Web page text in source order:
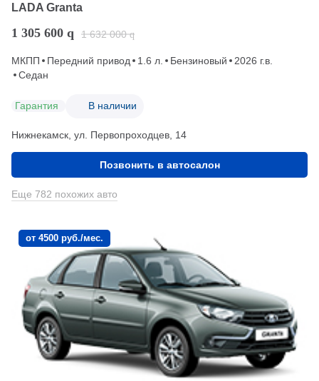
LADA Granta
1 305 600 q 1 632 000 q
МКПП Передний привод 1.6 л. Бензиновый
2026 г.в.
Седан
Гарантия В наличии
Нижнекамск, ул. Первопроходцев, 14
Позвонить в автосалон
Еще 782 похожих авто
от 4500 руб./мес.